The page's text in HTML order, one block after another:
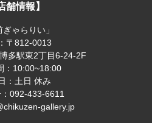
舗情報】
ぎゃらりい」
〒812-0013
多駅東2丁目6-24-2F
：10:00~18:00
：土日 休み
092-433-6611
gallery.jp